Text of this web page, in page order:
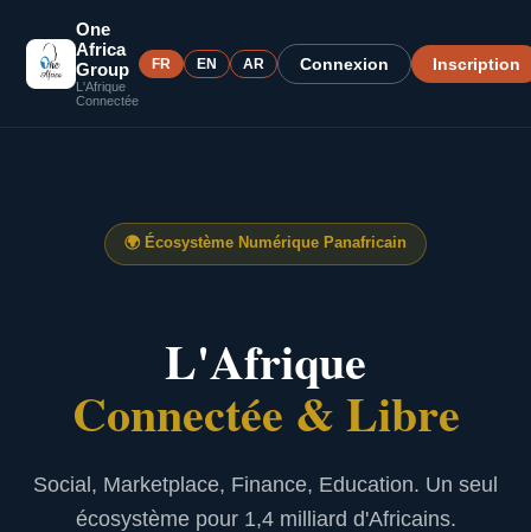
One
Africa
Group
L'Afrique
Connectée
FR EN AR Connexion Inscription
🌍 Écosystème Numérique Panafricain
L'Afrique
Connectée & Libre
Social, Marketplace, Finance, Education. Un seul
écosystème pour 1,4 milliard d'Africains.